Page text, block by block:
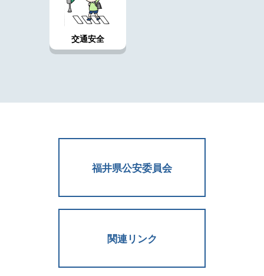
交通安全
福井県公安委員会
関連リンク